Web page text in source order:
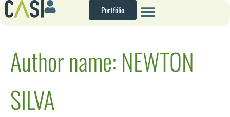
Ir
para
Portfólio
Author name: NEWTON
SILVA
Pesquisar
por: